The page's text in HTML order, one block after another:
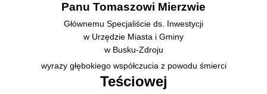
Panu Tomaszowi Mierzwie
Głównemu Specjaliście ds. Inwestycji
w Urzędzie Miasta i Gminy
w Busku-Zdroju
wyrazy głębokiego współczucia z powodu śmierci
Teściowej